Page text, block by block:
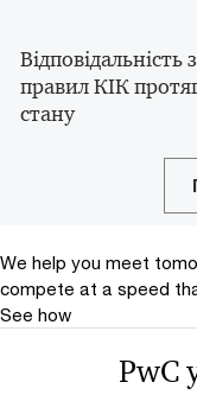
правил КІК
стану
We help you meet
compete at a speed
See how
PwC